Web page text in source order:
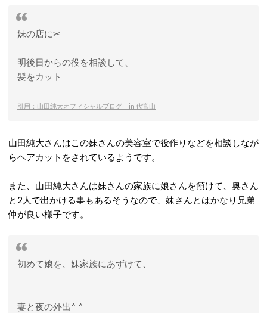
妹の店に✂︎
明後日からの役を相談して、
髪をカット
引用：山田純大オフィシャルブログ in 代官山
山田純大さんはこの妹さんの美容室で役作りなどを相談しなが
らヘアカットをされているようです。
また、山田純大さんは妹さんの家族に娘さんを預けて、奥さん
と2人で出かける事もあるそうなので、妹さんとはかなり兄弟
仲が良い様子です。
初めて娘を、妹家族にあずけて、
妻と夜の外出^ ^